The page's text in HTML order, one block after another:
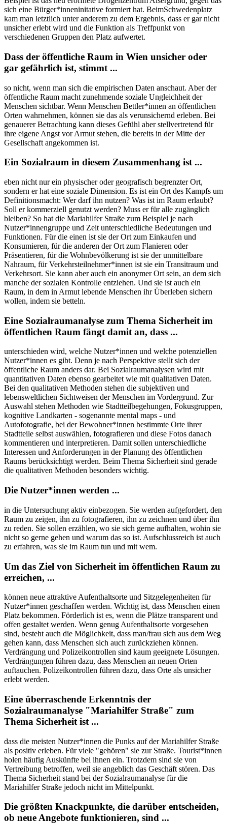
sich eine Bürger*inneninitative formiert hat. BeimSchwedenplatz
kam man letztlich unter anderem zu dem Ergebnis, dass er gar nicht
unsicher erlebt wird und die Funktion als Treffpunkt von
verschiedenen Gruppen den Platz aufwertet.
Dass der öffentliche Raum in Wien unsicher oder
gar gefährlich ist, stimmt ...
so nicht, wenn man sich die empirischen Daten anschaut. Aber der
öffentliche Raum macht zunehmende soziale Ungleichheit der
Menschen sichtbar. Wenn Menschen Bettler*innen an öffentlichen
Orten wahrnehmen, können sie das als verunsichernd erleben. Bei
genauerer Betrachtung kann dieses Gefühl aber stellvertretend für
ihre eigene Angst vor Armut stehen, die bereits in der Mitte der
Gesellschaft angekommen ist.
Ein Sozialraum in diesem Zusammenhang ist ...
eben nicht nur ein physischer oder geografisch begrenzter Ort,
sondern er hat eine soziale Dimension. Es ist ein Ort des Kampfs um
Definitionsmacht: Wer darf ihn nutzen? Was ist im Raum erlaubt?
Soll er kommerziell genutzt werden? Muss er für alle zugänglich
bleiben? So hat die Mariahilfer Straße zum Beispiel je nach
Nutzer*innengruppe und Zeit unterschiedliche Bedeutungen und
Funktionen. Für die einen ist sie der Ort zum Einkaufen und
Konsumieren, für die anderen der Ort zum Flanieren oder
Präsentieren, für die Wohnbevölkerung ist sie der unmittelbare
Nahraum, für Verkehrsteilnehmer*innen ist sie ein Transitraum und
Verkehrsort. Sie kann aber auch ein anonymer Ort sein, an dem sich
manche der sozialen Kontrolle entziehen. Und sie ist auch ein
Raum, in dem in Armut lebende Menschen ihr Überleben sichern
wollen, indem sie betteln.
Eine Sozialraumanalyse zum Thema Sicherheit im
öffentlichen Raum fängt damit an, dass ...
unterschieden wird, welche Nutzer*innen und welche potenziellen
Nutzer*innen es gibt. Denn je nach Perspektive stellt sich der
öffentliche Raum anders dar. Bei Sozialraumanalysen wird mit
quantitativen Daten ebenso gearbeitet wie mit qualitativen Daten.
Bei den qualitativen Methoden stehen die subjektiven und
lebensweltlichen Sichtweisen der Menschen im Vordergrund. Zur
Auswahl stehen Methoden wie Stadtteilbegehungen, Fokusgruppen,
kognitive Landkarten - sogenannte mental maps - und
Autofotografie, bei der Bewohner*innen bestimmte Orte ihrer
Stadtteile selbst auswählen, fotografieren und diese Fotos danach
kommentieren und interpretieren. Damit sollen unterschiedliche
Interessen und Anforderungen in der Planung des öffentlichen
Raums berücksichtigt werden. Beim Thema Sicherheit sind gerade
die qualitativen Methoden besonders wichtig.
Die Nutzer*innen werden ...
in die Untersuchung aktiv einbezogen. Sie werden aufgefordert, den
Raum zu zeigen, ihn zu fotografieren, ihn zu zeichnen und über ihn
zu reden. Sie sollen erzählen, wo sie sich gerne aufhalten, wohin sie
nicht so gerne gehen und warum das so ist. Aufschlussreich ist auch
zu erfahren, was sie im Raum tun und mit wem.
Um das Ziel von Sicherheit im öffentlichen Raum zu
erreichen, ...
können neue attraktive Aufenthaltsorte und Sitzgelegenheiten für
Nutzer*innen geschaffen werden. Wichtig ist, dass Menschen einen
Platz bekommen. Förderlich ist es, wenn die Plätze transparent und
offen gestaltet werden. Wenn genug Aufenthaltsorte vorgesehen
sind, besteht auch die Möglichkeit, dass man/frau sich aus dem Weg
gehen kann, dass Menschen sich auch zurückziehen können.
Verdrängung und Polizeikontrollen sind kaum geeignete Lösungen.
Verdrängungen führen dazu, dass Menschen an neuen Orten
auftauchen. Polizeikontrollen führen dazu, dass Orte als unsicher
erlebt werden.
Eine überraschende Erkenntnis der
Sozialraumanalyse "Mariahilfer Straße" zum
Thema Sicherheit ist ...
dass die meisten Nutzer*innen die Punks auf der Mariahilfer Straße
als positiv erleben. Für viele "gehören" sie zur Straße. Tourist*innen
holen häufig Auskünfte bei ihnen ein. Trotzdem sind sie von
Vertreibung betroffen, weil sie angeblich das Geschäft stören. Das
Thema Sicherheit stand bei der Sozialraumanalyse für die
Mariahilfer Straße jedoch nicht im Mittelpunkt.
Die größten Knackpunkte, die darüber entscheiden,
ob neue Angebote funktionieren, sind ...